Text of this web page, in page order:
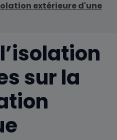
extérieure d'une
sur la